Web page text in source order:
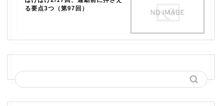
る要点3つ（第97回）